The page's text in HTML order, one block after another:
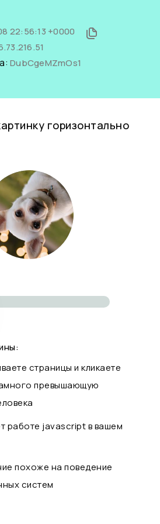
22:56:13 +0000
DubCgeMZmOs1
горизонтально
страницы и кликаете
превышающую
работе javascript в вашем
похоже на поведение
систем